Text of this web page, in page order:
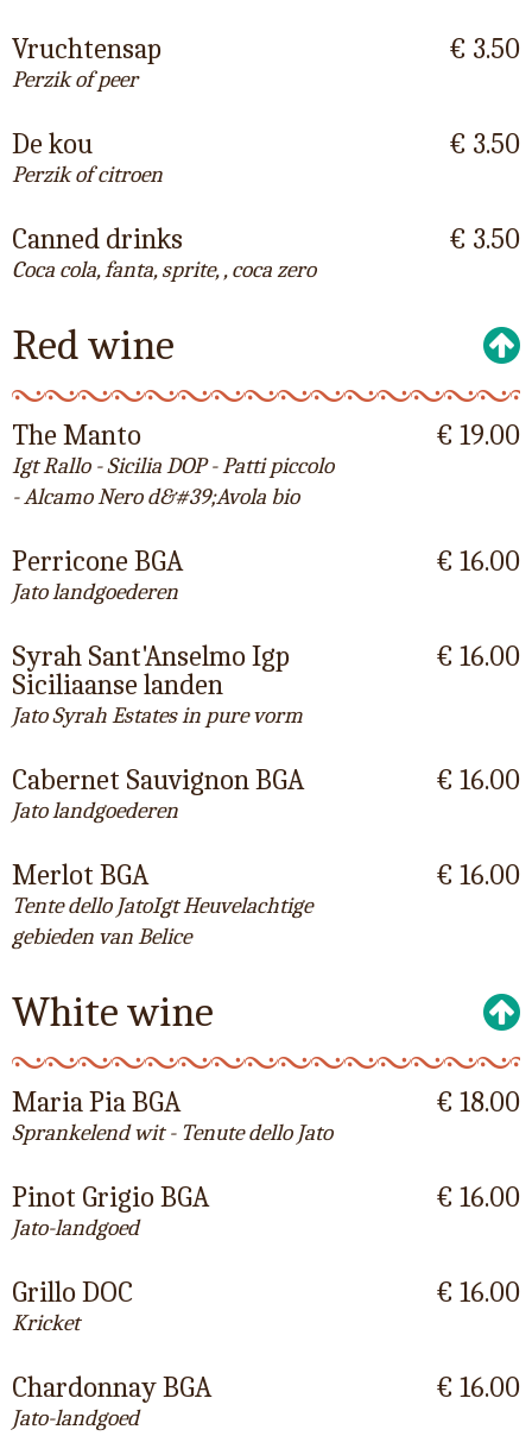
Vruchtensap
Perzik of peer
€ 3.50
De kou
Perzik of citroen
€ 3.50
Canned drinks
Coca cola, fanta, sprite, , coca zero
€ 3.50
Red wine
The Manto
Igt Rallo - Sicilia DOP - Patti piccolo
- Alcamo Nero d&#39;Avola bio
€ 19.00
Perricone BGA
Jato landgoederen
€ 16.00
Syrah Sant'Anselmo Igp
Siciliaanse landen
Jato Syrah Estates in pure vorm
€ 16.00
Cabernet Sauvignon BGA
Jato landgoederen
€ 16.00
Merlot BGA
Tente dello JatoIgt Heuvelachtige
gebieden van Belice
€ 16.00
White wine
Maria Pia BGA
Sprankelend wit - Tenute dello Jato
€ 18.00
Pinot Grigio BGA
Jato-landgoed
€ 16.00
Grillo DOC
Kricket
€ 16.00
Chardonnay BGA
Jato-landgoed
€ 16.00